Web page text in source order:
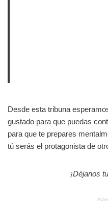
Desde esta tribuna
gustado para que puedas
para que te prepares
tú serás el protagonista de
¡Déjanos